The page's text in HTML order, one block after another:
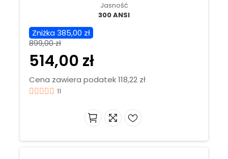
Jasność
300 ANSI
Zniżka 385,00 zł
899,00 zł
514,00 zł
Cena zawiera podatek 118,22 zł
11